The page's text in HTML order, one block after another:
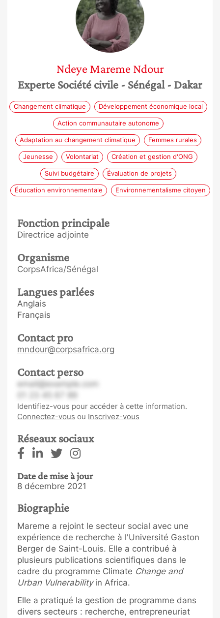
Ndeye Mareme Ndour
Experte Société civile - Sénégal - Dakar
Changement climatique Développement économique local
Action communautaire autonome
Adaptation au changement climatique Femmes rurales
Jeunesse Volontariat Création et gestion d'ONG
Suivi budgétaire Évaluation de projets
Éducation environnementale Environnementalisme citoyen
Fonction principale
Directrice adjointe
Organisme
CorpsAfrica/Sénégal
Langues parlées
Anglais
Français
Contact pro
mndour@corpsafrica.org
Contact perso
email@example.com
Identifiez-vous pour accéder à cette information.
Connectez-vous ou Inscrivez-vous
Réseaux sociaux
Date de mise à jour
8 décembre 2021
Biographie
Mareme a rejoint le secteur social avec une
expérience de recherche à l'Université Gaston
Berger de Saint-Louis. Elle a contribué à
plusieurs publications scientifiques dans le
cadre du programme Climate Change and
Urban Vulnerabilityin Africa.
Elle a pratiqué la gestion de programme dans
divers secteurs : recherche, entrepreneuriat